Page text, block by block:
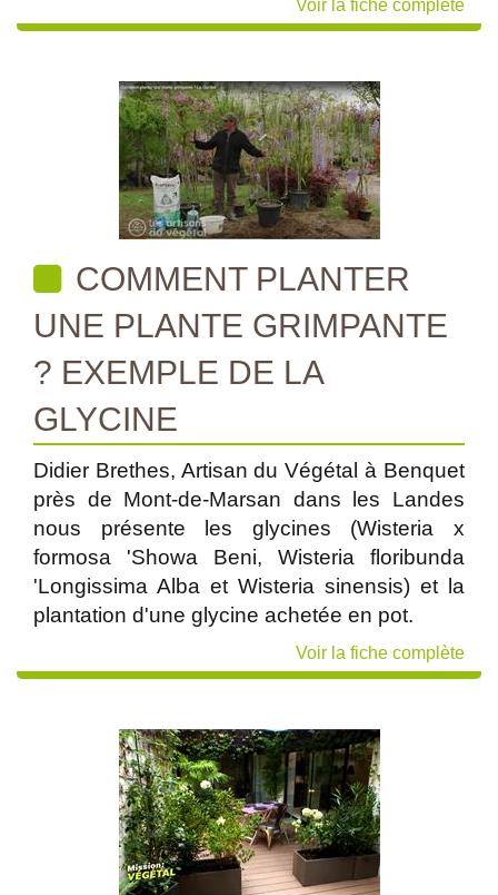
Voir la fiche complète
COMMENT PLANTER
UNE PLANTE GRIMPANTE
? EXEMPLE DE LA
GLYCINE
Didier Brethes, Artisan du Végétal à Benquet
près de Mont-de-Marsan dans les Landes
nous présente les glycines (Wisteria x
formosa 'Showa Beni, Wisteria floribunda
'Longissima Alba et Wisteria sinensis) et la
plantation d'une glycine achetée en pot.
Voir la fiche complète